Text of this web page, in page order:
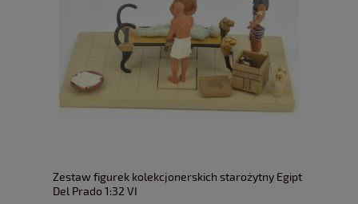
Zestaw figurek kolekcjonerskich starożytny Egipt
Del Prado 1:32 VI